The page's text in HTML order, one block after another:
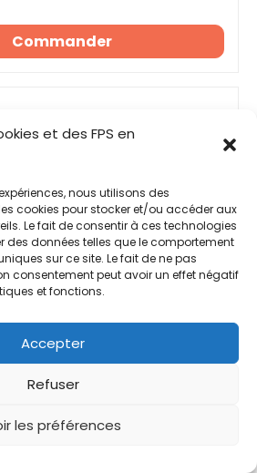
et des FPS en
nous utilisons des
cookies pour stocker et/ou accéder aux
Le fait de consentir à ces technologies
des données telles que le comportement
sur ce site. Le fait de ne pas
consentement peut avoir un effet négatif
et fonctions.
Accepter
Refuser
les préférences
Commander
3590 PC Portable Gamer